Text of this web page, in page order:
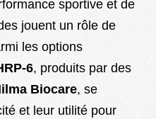
sportive et de
jouent un rôle de
les options
6, produits par des
Biocare, se
et leur utilité pour